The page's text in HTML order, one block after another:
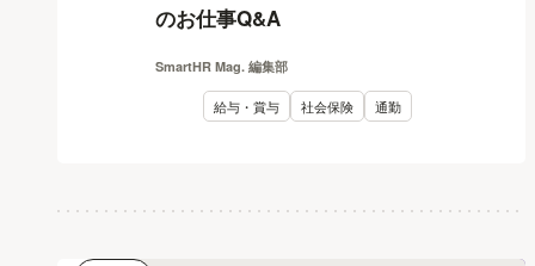
のお仕事Q&A
SmartHR Mag. 編集部
給与・賞与 社会保険 通勤